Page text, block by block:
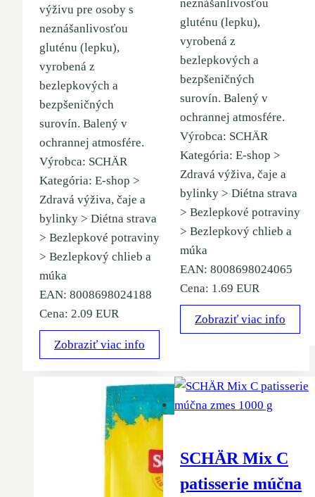
výživu pre osoby s
neznášanlivosťou
gluténu (lepku),
vyrobená z
bezlepkových a
bezpšeničných
surovín. Balený v
ochrannej atmosfére.
Výrobca: SCHÄR
Kategória: E-shop >
Zdravá výživa, čaje a
bylinky > Diétna strava
> Bezlepkové potraviny
> Bezlepkový chlieb a
múka
EAN: 8008698024188
Cena: 2.09 EUR
Zobraziť viac info
neznášanlivosťou
gluténu (lepku),
vyrobená z
bezlepkových a
bezpšeničných
surovín. Balený v
ochrannej atmosfére.
Výrobca: SCHÄR
Kategória: E-shop >
Zdravá výživa, čaje a
bylinky > Diétna strava
> Bezlepkové potraviny
> Bezlepkový chlieb a
múka
EAN: 8008698024065
Cena: 1.69 EUR
Zobraziť viac info
SCHÄR Mix C
patisserie múčna